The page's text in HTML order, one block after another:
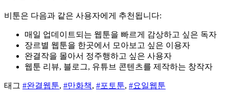
비툰은 다음과 같은 사용자에게 추천됩니다:
매일 업데이트되는 웹툰을 빠르게 감상하고 싶은 독자
장르별 웹툰을 한곳에서 모아보고 싶은 이용자
완결작을 몰아서 정주행하고 싶은 사용자
웹툰 리뷰, 블로그, 유튜브 콘텐츠를 제작하는 창작자
태그 #완결웹툰, #만화책, #포토툰, #요일웹툰